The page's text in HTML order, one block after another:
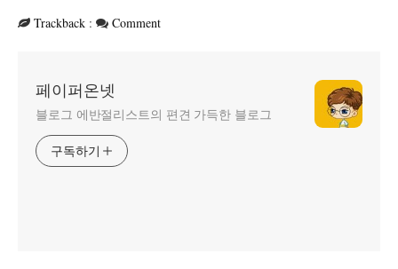
Trackback : Comment
페이퍼온넷
블로그 에반절리스트의 편견 가득한 블로그
구독하기